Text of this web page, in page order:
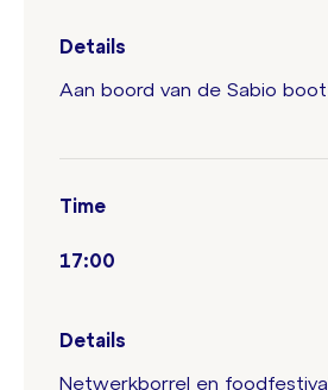
Details
Aan boord van de Sabio boot
Time
17:00
Details
Netwerkborrel en foodfestival